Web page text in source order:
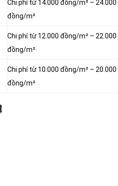
Chi phí từ 14.000 đồng/m² – 24.000
đồng/m²
Chi phí từ 12.000 đồng/m² – 22.000
đồng/m²
Chi phí từ 10.000 đồng/m² – 20.000
đồng/m²